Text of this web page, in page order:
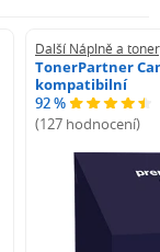
Další Náplně a
TonerPartner
kompatibilní
92 %
(127 hodnocení)